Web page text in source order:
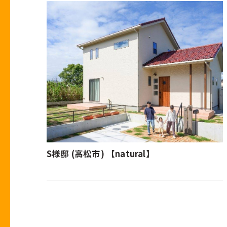
S様邸 (高松市) 【natural】